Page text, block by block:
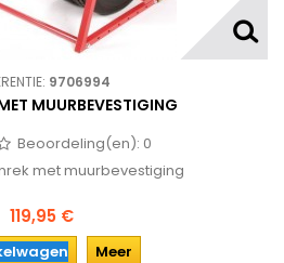
9706994
MUURBEVESTIGING
Beoordeling(en): 0
met muurbevestiging
119,95 €
Meer